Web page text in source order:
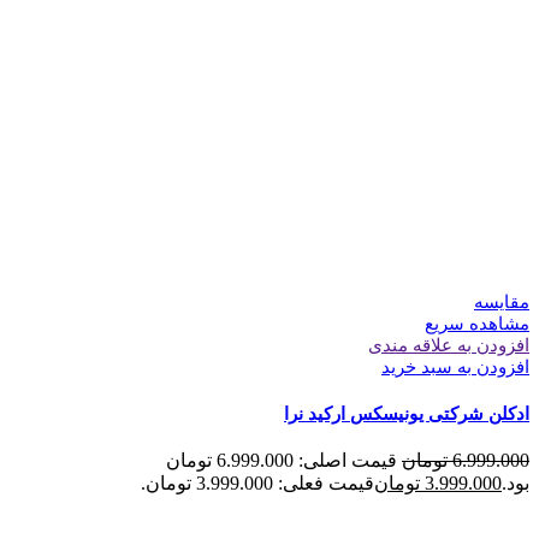
مقایسه
مشاهده سریع
افزودن به علاقه مندی
افزودن به سبد خرید
ادکلن شرکتی یونیسکس ارکید نرا
6.999.000 تومان
قیمت اصلی: 6.999.000 تومان
بود.3.999.000 تومانقیمت فعلی: 3.999.000 تومان.